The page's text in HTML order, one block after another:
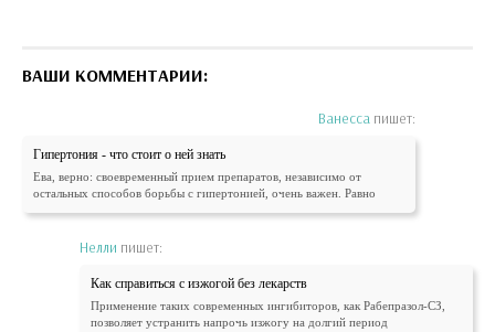
ВАШИ КОММЕНТАРИИ:
Ванесса пишет:
Гипертония - что стоит о ней знать
Ева, верно: своевременный прием препаратов, независимо от
остальных способов борьбы с гипертонией, очень важен. Равно
Нелли пишет:
Как справиться с изжогой без лекарств
Применение таких современных ингибиторов, как Рабепразол-СЗ,
позволяет устранить напрочь изжогу на долгий период